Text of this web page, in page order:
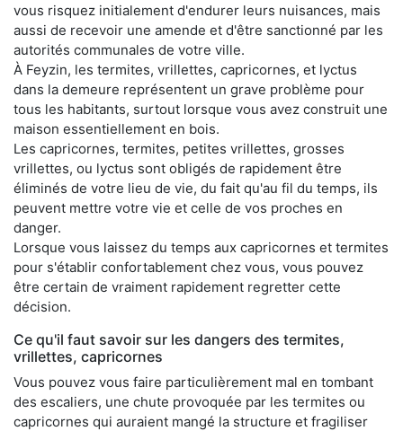
vous risquez initialement d'endurer leurs nuisances, mais
aussi de recevoir une amende et d'être sanctionné par les
autorités communales de votre ville.
À Feyzin, les termites, vrillettes, capricornes, et lyctus
dans la demeure représentent un grave problème pour
tous les habitants, surtout lorsque vous avez construit une
maison essentiellement en bois.
Les capricornes, termites, petites vrillettes, grosses
vrillettes, ou lyctus sont obligés de rapidement être
éliminés de votre lieu de vie, du fait qu'au fil du temps, ils
peuvent mettre votre vie et celle de vos proches en
danger.
Lorsque vous laissez du temps aux capricornes et termites
pour s'établir confortablement chez vous, vous pouvez
être certain de vraiment rapidement regretter cette
décision.
Ce qu'il faut savoir sur les dangers des termites,
vrillettes, capricornes
Vous pouvez vous faire particulièrement mal en tombant
des escaliers, une chute provoquée par les termites ou
capricornes qui auraient mangé la structure et fragiliser